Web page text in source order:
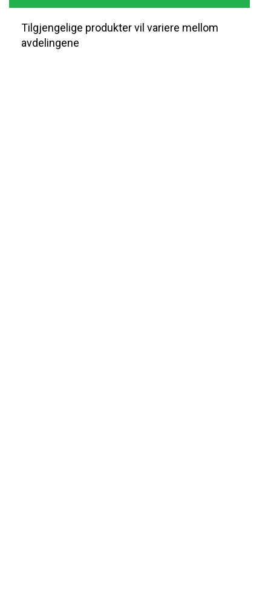
Tilgjengelige produkter vil variere mellom
avdelingene